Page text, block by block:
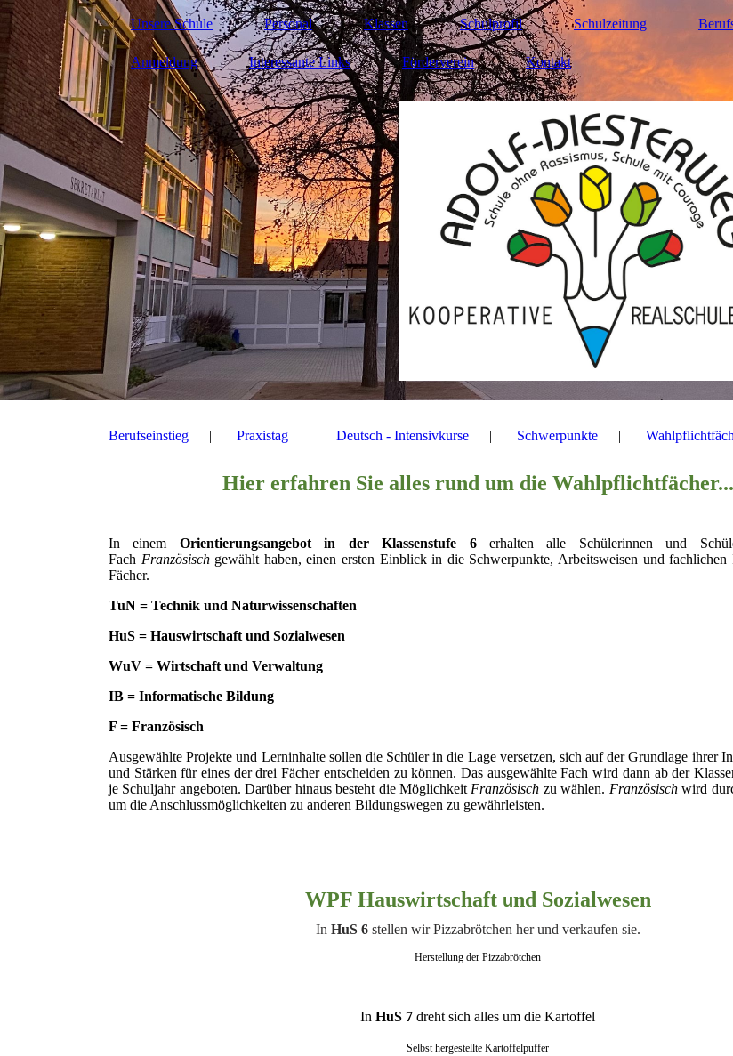
Unsere Schule Personal Klassen Schulprofil Schulzeitung
Anmeldung Interessante Links Förderverein Kontakt
Berufseinstieg Praxistag Deutsch - Intensivkurse Schwerpunkte
Hier erfahren Sie alles rund um die Wahlpflichtfächer...
In einem Orientierungsangebot in der Klassenstufe 6erhalten alle Schülerinnen und
Fach Französischgewählt haben, einen ersten Einblick in die Schwerpunkte, Arbeitsweisen und fachlichen
Fächer.
TuN = Technik und Naturwissenschaften
HuS = Hauswirtschaft und Sozialwesen
WuV = Wirtschaft und Verwaltung
IB = Informatische Bildung
F = Französisch
Ausgewählte Projekte und Lerninhalte sollen die Schüler in die Lage versetzen, sich auf der Grundlage ihrer
und Stärken für eines der drei Fächer entscheiden zu können. Das ausgewählte Fach wird dann ab der
je Schuljahr angeboten. Darüber hinaus besteht die Möglichkeit Französisch zu wählen. Französischwird
um die Anschlussmöglichkeiten zu anderen Bildungswegen zu gewährleisten.
WPF Hauswirtschaft und Sozialwesen
In HuS 6stellen wir Pizzabrötchen her und verkaufen sie.
Herstellung der Pizzabrötchen
In HuS 7 dreht sich alles um die Kartoffel
Selbst hergestellte Kartoffelpuffer